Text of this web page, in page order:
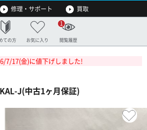
修理・サポート 買取
ての方 お気に入り 閲覧履歴
1
7/17(金)に値下げしました!
J(中古1ヶ月保証)